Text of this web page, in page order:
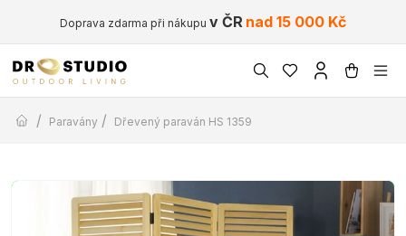
Doprava zdarma při nákupu v ČR nad 15 000 Kč
/ Paravány / Dřevený paraván HS 1359